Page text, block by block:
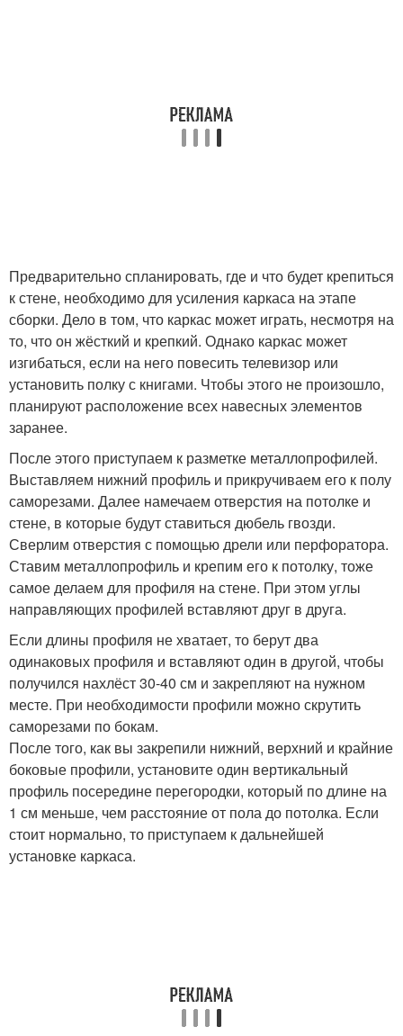
Предварительно спланировать, где и что будет крепиться
к стене, необходимо для усиления каркаса на этапе
сборки. Дело в том, что каркас может играть, несмотря на
то, что он жёсткий и крепкий. Однако каркас может
изгибаться, если на него повесить телевизор или
установить полку с книгами. Чтобы этого не произошло,
планируют расположение всех навесных элементов
заранее.
После этого приступаем к разметке металлопрофилей.
Выставляем нижний профиль и прикручиваем его к полу
саморезами. Далее намечаем отверстия на потолке и
стене, в которые будут ставиться дюбель гвозди.
Сверлим отверстия с помощью дрели или перфоратора.
Ставим металлопрофиль и крепим его к потолку, тоже
самое делаем для профиля на стене. При этом углы
направляющих профилей вставляют друг в друга.
Если длины профиля не хватает, то берут два
одинаковых профиля и вставляют один в другой, чтобы
получился нахлёст 30-40 см и закрепляют на нужном
месте. При необходимости профили можно скрутить
саморезами по бокам.
После того, как вы закрепили нижний, верхний и крайние
боковые профили, установите один вертикальный
профиль посередине перегородки, который по длине на
1 см меньше, чем расстояние от пола до потолка. Если
стоит нормально, то приступаем к дальнейшей
установке каркаса.